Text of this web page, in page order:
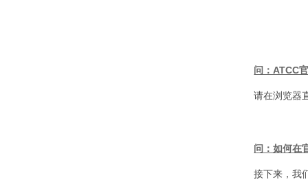
问：ATCC
请在浏览器
问：如何在
接下来，我